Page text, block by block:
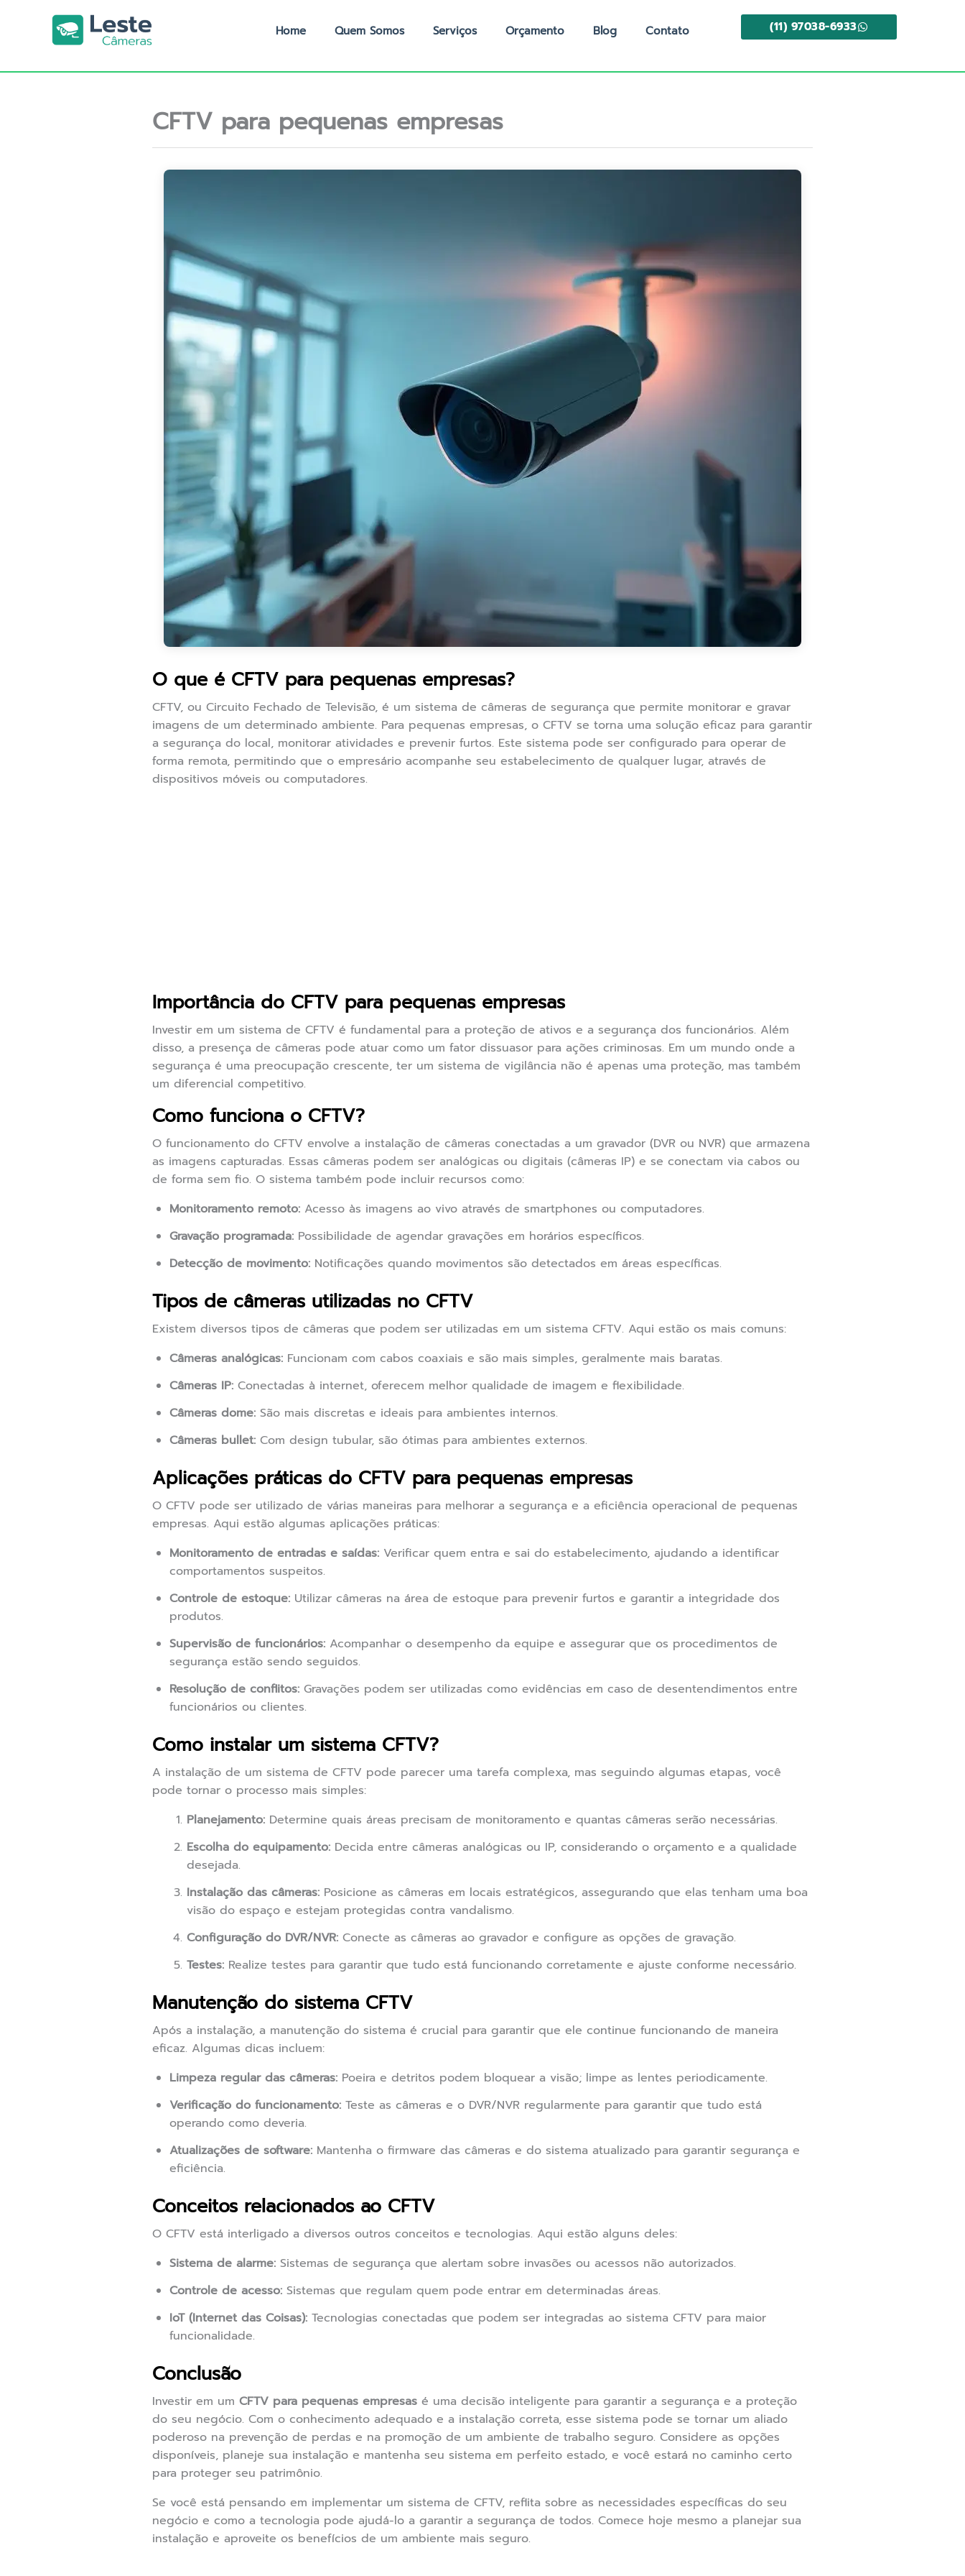
Home Quem Somos Serviços Orçamento Blog Contato (11) 97038-6933
CFTV para pequenas empresas
O que é CFTV para pequenas empresas?
CFTV, ou Circuito Fechado de Televisão, é um sistema de câmeras de segurança que permite monitorar e gravar
imagens de um determinado ambiente. Para pequenas empresas, o CFTV se torna uma solução eficaz para garantir
a segurança do local, monitorar atividades e prevenir furtos. Este sistema pode ser configurado para operar de
forma remota, permitindo que o empresário acompanhe seu estabelecimento de qualquer lugar, através de
dispositivos móveis ou computadores.
Importância do CFTV para pequenas empresas
Investir em um sistema de CFTV é fundamental para a proteção de ativos e a segurança dos funcionários. Além
disso, a presença de câmeras pode atuar como um fator dissuasor para ações criminosas. Em um mundo onde a
segurança é uma preocupação crescente, ter um sistema de vigilância não é apenas uma proteção, mas também
um diferencial competitivo.
Como funciona o CFTV?
O funcionamento do CFTV envolve a instalação de câmeras conectadas a um gravador (DVR ou NVR) que armazena
as imagens capturadas. Essas câmeras podem ser analógicas ou digitais (câmeras IP) e se conectam via cabos ou
de forma sem fio. O sistema também pode incluir recursos como:
Monitoramento remoto: Acesso às imagens ao vivo através de smartphones ou computadores.
Gravação programada: Possibilidade de agendar gravações em horários específicos.
Detecção de movimento: Notificações quando movimentos são detectados em áreas específicas.
Tipos de câmeras utilizadas no CFTV
Existem diversos tipos de câmeras que podem ser utilizadas em um sistema CFTV. Aqui estão os mais comuns:
Câmeras analógicas: Funcionam com cabos coaxiais e são mais simples, geralmente mais baratas.
Câmeras IP: Conectadas à internet, oferecem melhor qualidade de imagem e flexibilidade.
Câmeras dome: São mais discretas e ideais para ambientes internos.
Câmeras bullet: Com design tubular, são ótimas para ambientes externos.
Aplicações práticas do CFTV para pequenas empresas
O CFTV pode ser utilizado de várias maneiras para melhorar a segurança e a eficiência operacional de pequenas
empresas. Aqui estão algumas aplicações práticas:
Monitoramento de entradas e saídas: Verificar quem entra e sai do estabelecimento, ajudando a identificar
comportamentos suspeitos.
Controle de estoque: Utilizar câmeras na área de estoque para prevenir furtos e garantir a integridade dos
produtos.
Supervisão de funcionários: Acompanhar o desempenho da equipe e assegurar que os procedimentos de
segurança estão sendo seguidos.
Resolução de conflitos: Gravações podem ser utilizadas como evidências em caso de desentendimentos entre
funcionários ou clientes.
Como instalar um sistema CFTV?
A instalação de um sistema de CFTV pode parecer uma tarefa complexa, mas seguindo algumas etapas, você
pode tornar o processo mais simples:
Planejamento: Determine quais áreas precisam de monitoramento e quantas câmeras serão necessárias.
Escolha do equipamento: Decida entre câmeras analógicas ou IP, considerando o orçamento e a qualidade
desejada.
Instalação das câmeras: Posicione as câmeras em locais estratégicos, assegurando que elas tenham uma boa
visão do espaço e estejam protegidas contra vandalismo.
Configuração do DVR/NVR: Conecte as câmeras ao gravador e configure as opções de gravação.
Testes: Realize testes para garantir que tudo está funcionando corretamente e ajuste conforme necessário.
Manutenção do sistema CFTV
Após a instalação, a manutenção do sistema é crucial para garantir que ele continue funcionando de maneira
eficaz. Algumas dicas incluem:
Limpeza regular das câmeras: Poeira e detritos podem bloquear a visão; limpe as lentes periodicamente.
Verificação do funcionamento: Teste as câmeras e o DVR/NVR regularmente para garantir que tudo está
operando como deveria.
Atualizações de software: Mantenha o firmware das câmeras e do sistema atualizado para garantir segurança e
eficiência.
Conceitos relacionados ao CFTV
O CFTV está interligado a diversos outros conceitos e tecnologias. Aqui estão alguns deles:
Sistema de alarme: Sistemas de segurança que alertam sobre invasões ou acessos não autorizados.
Controle de acesso: Sistemas que regulam quem pode entrar em determinadas áreas.
IoT (Internet das Coisas): Tecnologias conectadas que podem ser integradas ao sistema CFTV para maior
funcionalidade.
Conclusão
Investir em um CFTV para pequenas empresas é uma decisão inteligente para garantir a segurança e a proteção
do seu negócio. Com o conhecimento adequado e a instalação correta, esse sistema pode se tornar um aliado
poderoso na prevenção de perdas e na promoção de um ambiente de trabalho seguro. Considere as opções
disponíveis, planeje sua instalação e mantenha seu sistema em perfeito estado, e você estará no caminho certo
para proteger seu patrimônio.
Se você está pensando em implementar um sistema de CFTV, reflita sobre as necessidades específicas do seu
negócio e como a tecnologia pode ajudá-lo a garantir a segurança de todos. Comece hoje mesmo a planejar sua
instalação e aproveite os benefícios de um ambiente mais seguro.